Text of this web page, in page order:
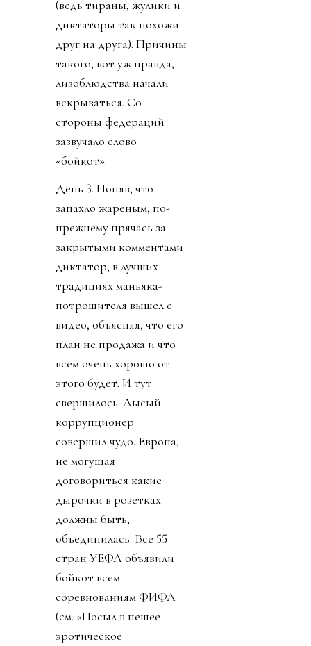
(ведь тираны, жулики и
диктаторы так похожи
друг на друга). Причины
такого, вот уж правда,
лизоблюдства начали
вскрываться. Со
стороны федераций
зазвучало слово
«бойкот».
День 3. Поняв, что
запахло жареным, по-
прежнему прячась за
закрытыми комментами
диктатор, в лучших
традициях маньяка-
потрошителя вышел с
видео, объясняя, что его
план не продажа и что
всем очень хорошо от
этого будет. И тут
свершилось. Лысый
коррупционер
совершил чудо. Европа,
не могущая
договориться какие
дырочки в розетках
должны быть,
объединилась. Все 55
стран УЕФА объявили
бойкот всем
соревнованиям ФИФА
(см. «Посыл в пешее
эротическое